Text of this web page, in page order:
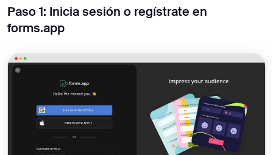
Paso 1: Inicia sesión o regístrate en
forms.app